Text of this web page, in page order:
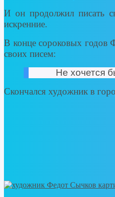
И он продолжил писать
искренние.
В конце сороковых годов
своих писем:
Не хочется
Скончался художник в